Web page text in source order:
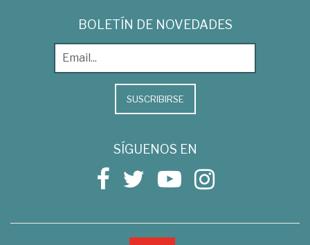
BOLETÍN DE NOVEDADES
SUSCRIBIRSE
SÍGUENOS EN